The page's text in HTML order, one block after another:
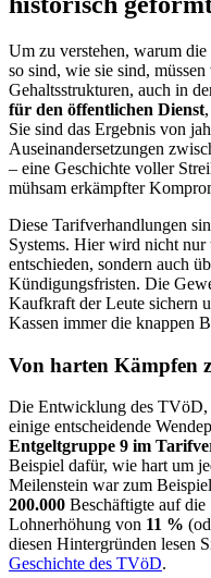
Um zu verstehen, warum
so sind, wie sie sind,
Gehaltsstrukturen, auch in
für den öffentlichen Dienst
Sie sind das Ergebnis von
Auseinandersetzungen
– eine Geschichte voller
mühsam erkämpfter
Diese Tarifverhandlungen
Systems. Hier wird nicht
entschieden, sondern auch
Kündigungsfristen. Die
Kaufkraft der Leute sichern
Kassen immer die knappen
Von harten Kämpfen
Die Entwicklung des TVöD,
einige entscheidende
Entgeltgruppe 9 im
Beispiel dafür, wie hart um
Meilenstein war zum
200.000 Beschäftigte auf die
Lohnerhöhung von 11 %
diesen Hintergründen lesen
Geschichte des TVöD.